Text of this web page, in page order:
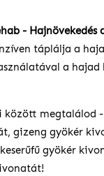
-
táplálja a
a hajad
között megtalálod
gizeng gyökér
gyökér